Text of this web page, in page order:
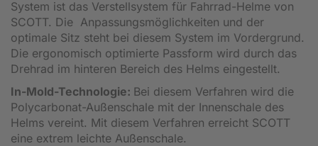
System ist das Verstellsystem für Fahrrad-Helme von
SCOTT. Die Anpassungsmöglichkeiten und der
optimale Sitz steht bei diesem System im Vordergrund.
Die ergonomisch optimierte Passform wird durch das
Drehrad im hinteren Bereich des Helms eingestellt.
In-Mold-Technologie: Bei diesem Verfahren wird die
Polycarbonat-Außenschale mit der Innenschale des
Helms vereint. Mit diesem Verfahren erreicht SCOTT
eine extrem leichte Außenschale.